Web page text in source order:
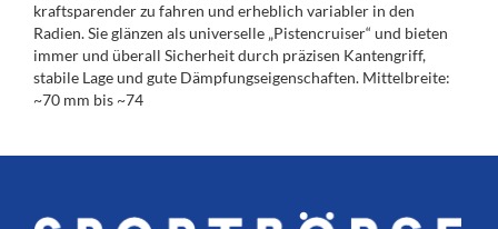
kraftsparender zu fahren und erheblich variabler in den
Radien. Sie glänzen als universelle „Pistencruiser“ und bieten
immer und überall Sicherheit durch präzisen Kantengriff,
stabile Lage und gute Dämpfungseigenschaften. Mittelbreite:
~70 mm bis ~74